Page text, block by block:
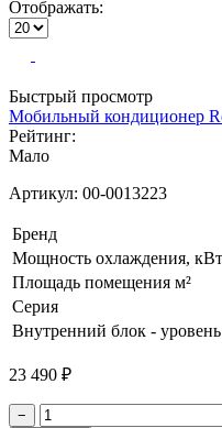
Отображать:
Быстрый просмотр
Мобильный кондиционер
Рейтинг:
Мало
Артикул: 00-0013223
Бренд
Мощность охлаждения, кВт
Площадь помещения м²
Серия
Внутренний блок -
23 490 ₽
−